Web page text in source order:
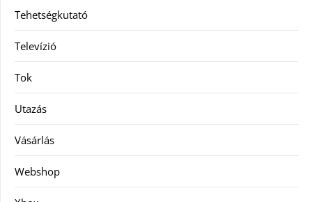
Tehetségkutató
Televízió
Tok
Utazás
Vásárlás
Webshop